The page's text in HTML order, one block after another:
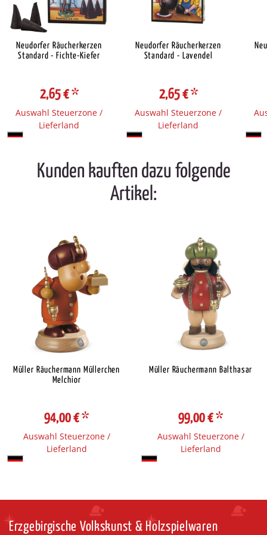
Neudorfer Räucherkerzen
Standard - Fichte-Kiefer
2,65 €*
Auswahl Steuerzone /
Lieferland
Neudorfer Räucherkerzen
Standard - Lavendel
2,65 €*
Auswahl Steuerzone /
Lieferland
Kunden kauften dazu folgende
Artikel:
Müller Räuchermann Müllerchen
Melchior
94,00 €*
Auswahl Steuerzone /
Lieferland
Müller Räuchermann Balthasar
99,00 €*
Auswahl Steuerzone /
Lieferland
Erzgebirgische Volkskunst & Holzspielwaren